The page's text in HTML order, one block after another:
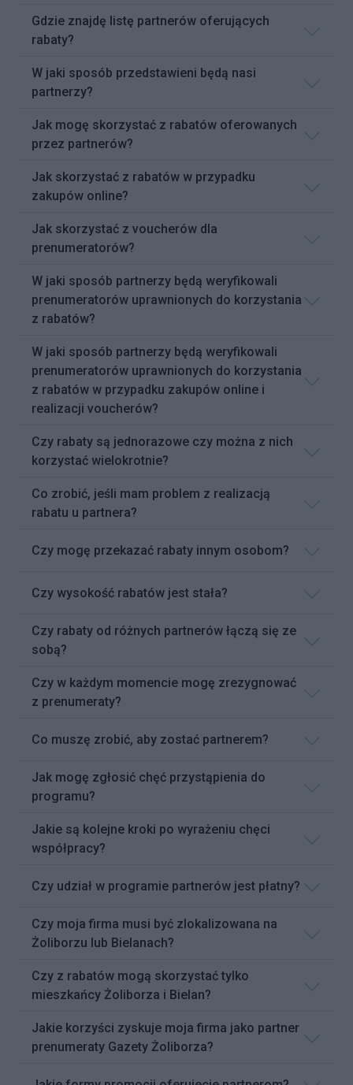
Gdzie znajdę listę partnerów oferujących
rabaty?
W jaki sposób przedstawieni będą nasi
partnerzy?
Jak mogę skorzystać z rabatów oferowanych
przez partnerów?
Jak skorzystać z rabatów w przypadku
zakupów online?
Jak skorzystać z voucherów dla
prenumeratorów?
W jaki sposób partnerzy będą weryfikowali
prenumeratorów uprawnionych do korzystania
z rabatów?
W jaki sposób partnerzy będą weryfikowali
prenumeratorów uprawnionych do korzystania
z rabatów w przypadku zakupów online i
realizacji voucherów?
Czy rabaty są jednorazowe czy można z nich
korzystać wielokrotnie?
Co zrobić, jeśli mam problem z realizacją
rabatu u partnera?
Czy mogę przekazać rabaty innym osobom?
Czy wysokość rabatów jest stała?
Czy rabaty od różnych partnerów łączą się ze
sobą?
Czy w każdym momencie mogę zrezygnować
z prenumeraty?
Co muszę zrobić, aby zostać partnerem?
Jak mogę zgłosić chęć przystąpienia do
programu?
Jakie są kolejne kroki po wyrażeniu chęci
współpracy?
Czy udział w programie partnerów jest płatny?
Czy moja firma musi być zlokalizowana na
Żoliborzu lub Bielanach?
Czy z rabatów mogą skorzystać tylko
mieszkańcy Żoliborza i Bielan?
Jakie korzyści zyskuje moja firma jako partner
prenumeraty Gazety Żoliborza?